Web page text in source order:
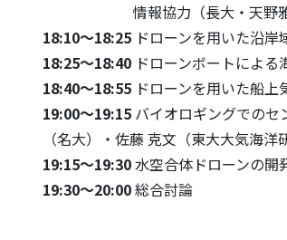
情報協力（長大・天野雅男，
18:10～18:25 ドローンを用いた沿
18:25～18:40 ドローンボートによ
18:40～18:55 ドローンを用いた船
19:00～19:15 バイオロギングでの
（名大）・佐藤 克文（東大大気海洋
19:15～19:30水空合体ドローンの
19:30～20:00総合討論